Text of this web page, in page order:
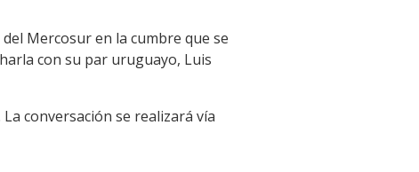
Mercosur en la cumbre que se
con su par uruguayo, Luis
La conversación se realizará vía